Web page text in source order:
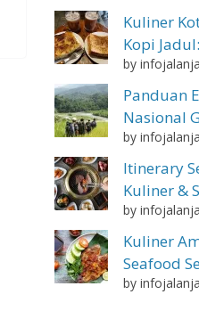
Kuliner
Kopi
by
Panduan
Nasional
by
Itinerary
Kuliner &
by
Kuliner
Seafood
by